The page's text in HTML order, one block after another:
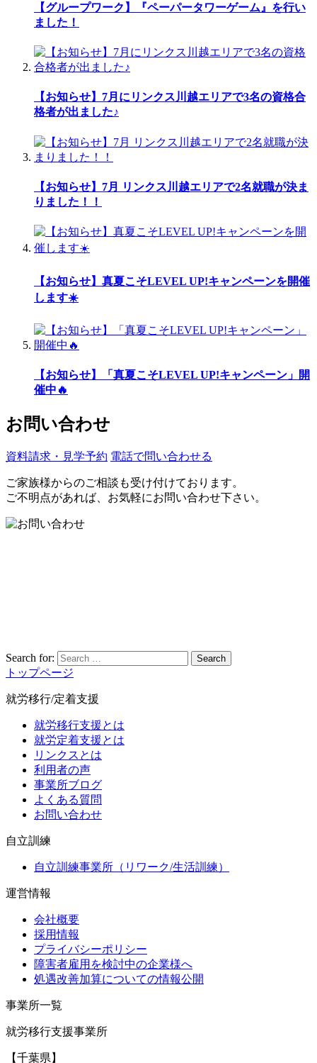
【グループワーク】『ペーパータワーゲーム』を行い
ました！
【お知らせ】7月にリンクス川越エリアで3名の資格合
格者が出ました♪
【お知らせ】7月 リンクス川越エリアで2名就職が決ま
りました！！
【お知らせ】真夏こそLEVEL UP!キャンペーンを開催
します☀️
【お知らせ】「真夏こそLEVEL UP!キャンペーン」開
催中🔥
お問い合わせ
資料請求・見学予約 電話で問い合わせる
ご家族様からのご相談も受け付けております。
ご不明点があれば、お気軽にお問い合わせ下さい。
Search for: Search
トップページ
就労移行/定着支援
就労移行支援とは
就労定着支援とは
リンクスとは
利用者の声
事業所ブログ
よくある質問
お問い合わせ
自立訓練
自立訓練事業所（リワーク/生活訓練）
運営情報
会社概要
採用情報
プライバシーポリシー
障害者雇用を検討中の企業様へ
処遇改善加算についての情報公開
事業所一覧
就労移行支援事業所
【千葉県】